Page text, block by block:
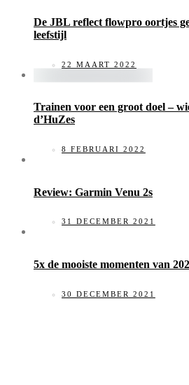
De JBL reflect flowpro oortjes
leefstijl
22 MAART 2022
Trainen voor een groot doel –
d’HuZes
8 FEBRUARI 2022
Review: Garmin Venu 2s
31 DECEMBER 2021
5x de mooiste momenten van
30 DECEMBER 2021